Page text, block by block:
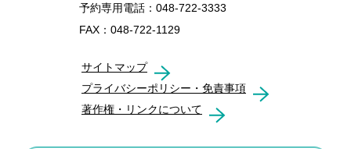
予約専用電話：048-722-3333
FAX：048-722-1129
サイトマップ
プライバシーポリシー・免責事項
著作権・リンクについて